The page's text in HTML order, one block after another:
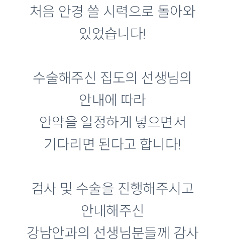
처음 안경 쓸 시력으로 돌아와
있었습니다!
수술해주신 집도의 선생님의
안내에 따라
안약을 일정하게 넣으면서
기다리면 된다고 합니다!
검사 및 수술을 진행해주시고
안내해주신
강남안과의 선생님분들께 감사